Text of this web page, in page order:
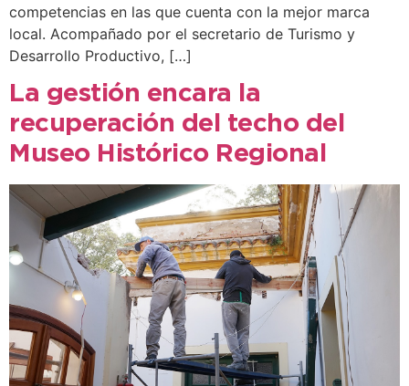
competencias en las que cuenta con la mejor marca
local. Acompañado por el secretario de Turismo y
Desarrollo Productivo, […]
La gestión encara la
recuperación del techo del
Museo Histórico Regional